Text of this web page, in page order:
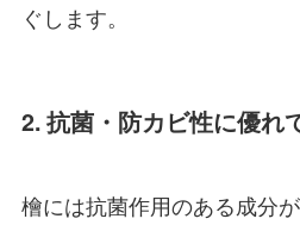
ぐします。
2. 抗菌・防カビ性に優れ
檜には抗菌作用のある成分